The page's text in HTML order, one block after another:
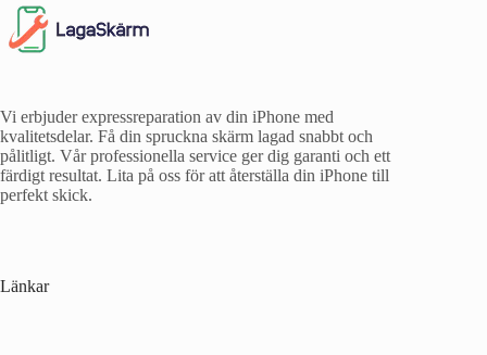
Vi erbjuder expressreparation av din iPhone med
kvalitetsdelar. Få din spruckna skärm lagad snabbt och
pålitligt. Vår professionella service ger dig garanti och ett
färdigt resultat. Lita på oss för att återställa din iPhone till
perfekt skick.
Länkar